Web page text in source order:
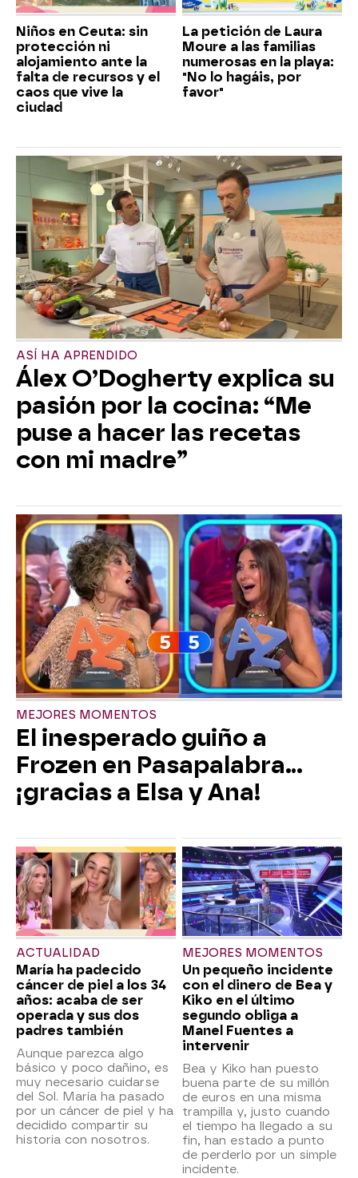
Niños en Ceuta: sin
protección ni
alojamiento ante la
falta de recursos y el
caos que vive la
ciudad
La petición de Laura
Moure a las familias
numerosas en la playa:
"No lo hagáis, por
favor"
ASÍ HA APRENDIDO
Álex O’Dogherty explica su
pasión por la cocina: “Me
puse a hacer las recetas
con mi madre”
MEJORES MOMENTOS
El inesperado guiño a
Frozen en Pasapalabra…
¡gracias a Elsa y Ana!
ACTUALIDAD
María ha padecido
cáncer de piel a los 34
años: acaba de ser
operada y sus dos
padres también
Aunque parezca algo
básico y poco dañino, es
muy necesario cuidarse
del Sol. María ha pasado
por un cáncer de piel y ha
decidido compartir su
historia con nosotros.
MEJORES MOMENTOS
Un pequeño incidente
con el dinero de Bea y
Kiko en el último
segundo obliga a
Manel Fuentes a
intervenir
Bea y Kiko han puesto
buena parte de su millón
de euros en una misma
trampilla y, justo cuando
el tiempo ha llegado a su
fin, han estado a punto
de perderlo por un simple
incidente.